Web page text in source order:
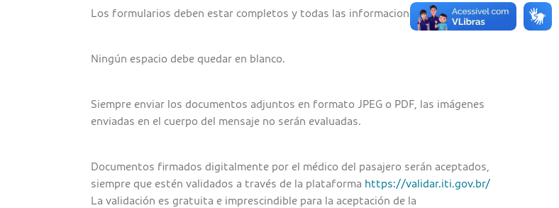
Los formularios deben estar completos y todas las informaciones actualizadas.
Ningún espacio debe quedar en blanco.
Siempre enviar los documentos adjuntos en formato JPEG o PDF, las imágenes
enviadas en el cuerpo del mensaje no serán evaluadas.
Documentos firmados digitalmente por el médico del pasajero serán aceptados,
siempre que estén validados a través de la plataforma https://validar.iti.gov.br/
La validación es gratuita e imprescindible para la aceptación de la